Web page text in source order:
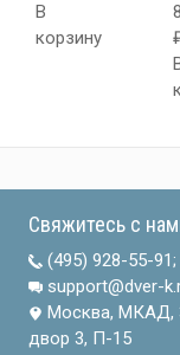
В
корзину
Свяжитесь с
(495) 928-55-91;
support@dver-
Москва, МКАД,
двор 3, П-15